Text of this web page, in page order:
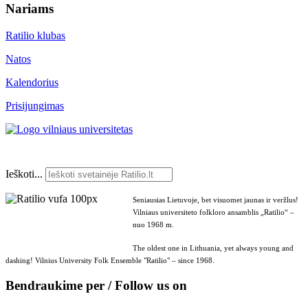
Nariams
Ratilio klubas
Natos
Kalendorius
Prisijungimas
Ieškoti...
Seniausias Lietuvoje, bet visuomet jaunas ir veržlus!
Vilniaus universiteto folkloro ansamblis „Ratilio“ –
nuo 1968 m.
The oldest one in Lithuania, yet always young and
dashing! Vilnius University Folk Ensemble "Ratilio" – since 1968.
Bendraukime per / Follow us on